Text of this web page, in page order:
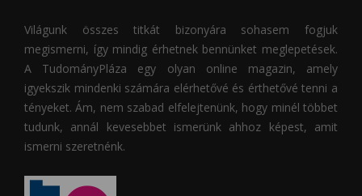
Világunk összes titkát bizonyára sohasem fogjuk
megismerni, így mindig érhetnek bennünket meglepetések.
A TudományPláza egy olyan online magazin, amely
igyekszik mindenki számára elérhetővé és érthetővé tenni a
tényeket. Ám, nem szabad elfelejtenünk, hogy minél többet
tudunk, annál kevesebbet ismerünk ahhoz képest, amit
ismerni szeretnénk.